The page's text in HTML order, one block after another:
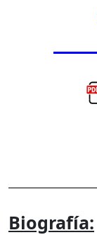
Biografía: